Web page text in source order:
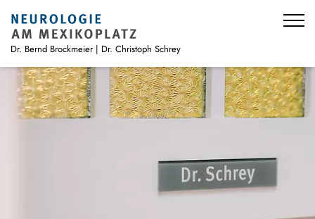
Dr. Bernd Brockmeier | Dr. Christoph Schrey
Menü